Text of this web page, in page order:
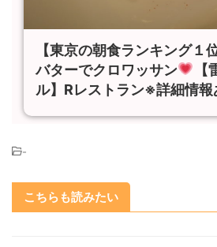
【東京の朝食ランキング１
バターでクロワッサン
ル】Rレストラン※詳細情報
-
こちらも読みたい